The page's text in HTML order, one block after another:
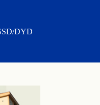
DYD